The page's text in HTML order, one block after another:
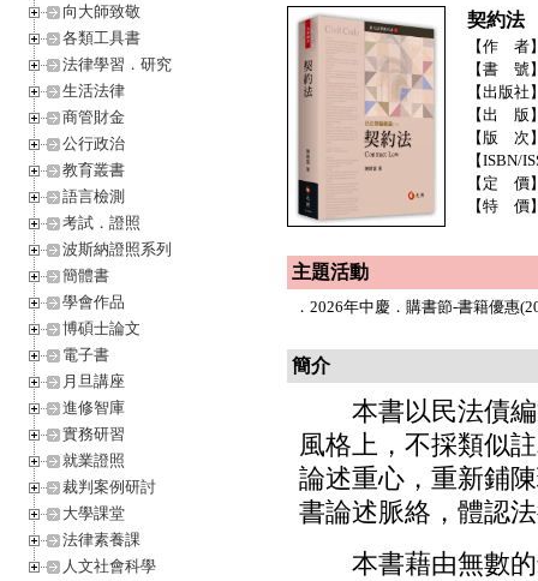
向大師致敬
各類工具書
法律學習．研究
生活法律
商管財金
公行政治
教育叢書
語言檢測
考試．證照
波斯納證照系列
簡體書
學會作品
博碩士論文
電子書
月旦講座
進修智庫
實務研習
就業證照
裁判案例研討
大學課堂
法律素養課
人文社會科學
契約法
【作 者
【書 號
【出版社
【出 版
【版 次
【ISBN/
【定 價
【特 價
主題活動
． 2026年中慶．購書節-書籍優惠
簡介
本書以民法債編
風格上，不採類似
論述重心，重新鋪
書論述脈絡，體認
本書藉由無數的